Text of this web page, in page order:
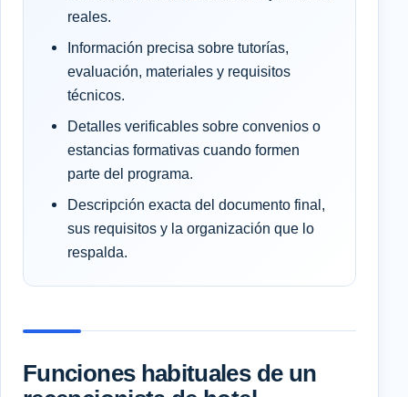
reales.
Información precisa sobre tutorías,
evaluación, materiales y requisitos
técnicos.
Detalles verificables sobre convenios o
estancias formativas cuando formen
parte del programa.
Descripción exacta del documento final,
sus requisitos y la organización que lo
respalda.
Funciones habituales de un